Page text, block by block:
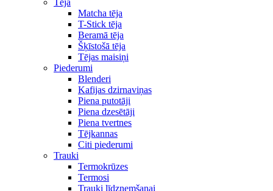
Tēja
Matcha tēja
T-Stick tēja
Beramā tēja
Šķīstošā tēja
Tējas maisiņi
Piederumi
Blenderi
Kafijas dzirnaviņas
Piena putotāji
Piena dzesētāji
Piena tvertnes
Tējkannas
Citi piederumi
Trauki
Termokrūzes
Termosi
Trauki līdzņemšanai